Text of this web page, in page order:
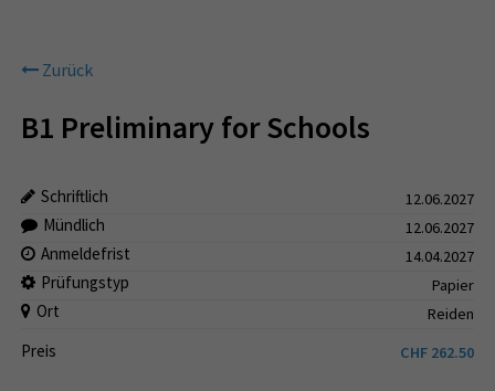
Zurück
B1 Preliminary for Schools
Schriftlich 12.06.2027
Mündlich 12.06.2027
Anmeldefrist 14.04.2027
Prüfungstyp Papier
Ort Reiden
Preis CHF 262.50